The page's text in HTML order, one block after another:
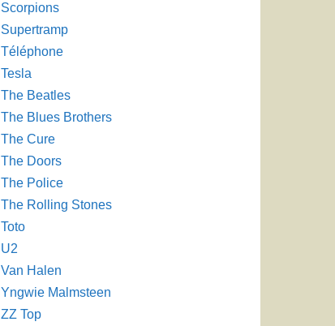
Scorpions
Supertramp
Téléphone
Tesla
The Beatles
The Blues Brothers
The Cure
The Doors
The Police
The Rolling Stones
Toto
U2
Van Halen
Yngwie Malmsteen
ZZ Top